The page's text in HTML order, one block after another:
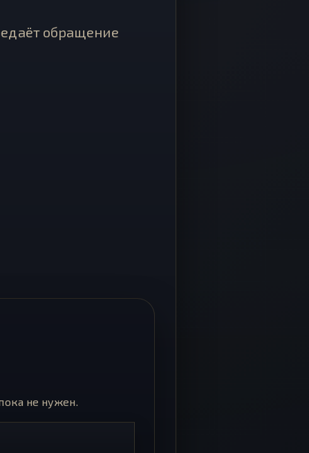
обращение
не нужен.